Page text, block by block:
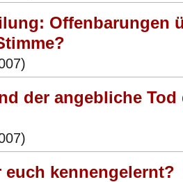
Offenbarungen
der angebliche Tod
euch kennengelernt?